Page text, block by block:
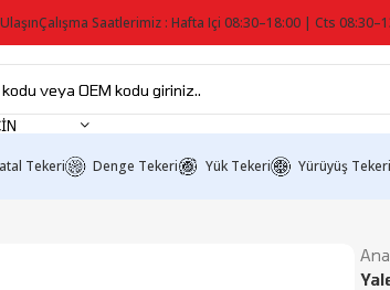
Çalışma Saatlerimiz : Hafta Içi 08:30–18:00 | Cts
Tekeri Denge Tekeri Yük Tekeri Yürüyüş Tekeri